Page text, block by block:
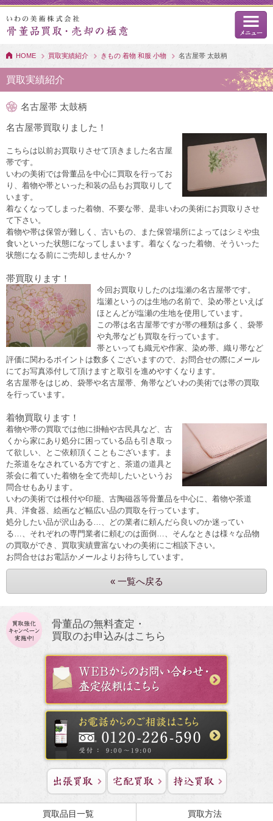
HOME 買取実績紹介 きもの 着物 和服 小物 名古屋帯 太鼓柄
買取実績紹介
名古屋帯 太鼓柄
名古屋帯買取りました！
こちらは以前お買取りさせて頂きました名古屋
帯です。
いわの美術では骨董品を中心に買取を行ってお
り、着物や帯といった和装の品もお買取りして
います。
着なくなってしまった着物、不要な帯、是非いわの美術にお買取りさせ
て下さい。
着物や帯は保管が難しく、古いもの、また保管場所によってはシミや虫
食いといった状態になってしまいます。着なくなった着物、そういった
状態になる前にご売却しませんか？
帯買取ります！
今回お買取りしたのは塩瀬の名古屋帯です。
塩瀬というのは生地の名前で、染め帯といえば
ほとんどが塩瀬の生地を使用しています。
この帯は名古屋帯ですが帯の種類は多く、袋帯
や丸帯なども買取を行っています。
帯といっても織元や作家、染め帯、織り帯など
評価に関わるポイントは数多くございますので、お問合せの際にメール
にてお写真添付して頂けますと取引を進めやすくなります。
名古屋帯をはじめ、袋帯や名古屋帯、角帯などいわの美術では帯の買取
を行っています。
着物買取ります！
着物や帯の買取では他に掛軸や古民具など、古
くから家にあり処分に困っている品も引き取っ
て欲しい、とご依頼頂くこともございます。ま
た茶道をなされている方ですと、茶道の道具と
茶会に着ていた着物を全て売却したいというお
問合せもあります。
いわの美術では根付や印籠、古陶磁器等骨董品を中心に、着物や茶道
具、洋食器、絵画など幅広い品の買取を行っています。
処分したい品が沢山ある…、どの業者に頼んだら良いのか迷ってい
る…、それぞれの専門業者に頼むのは面倒…、そんなときは様々な品物
の買取ができ、買取実績豊富ないわの美術にご相談下さい。
お問合せはお電話かメールよりお待ちしています。
« 一覧へ戻る
骨董品の無料査定・
買取のお申込みはこちら
買取品目一覧 買取方法